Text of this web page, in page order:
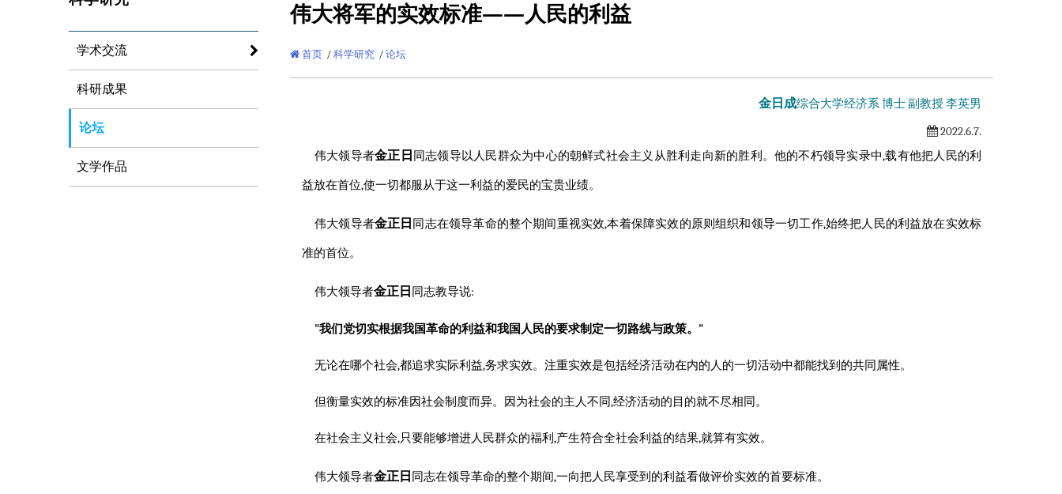
学术交流
科研成果
论坛
文学作品
伟大将军的实效标准——人民的利益
首页 / 科学研究 / 论坛
金日成综合大学经济系 博士 副教授 李英男
2022.6.7.
伟大领导者金正日 同志领导以人民群众为中心的朝鲜式社会主义从胜利走向新的胜利。他的不朽领导实录中,载有他把人民的利
益放在首位,使一切都服从于这一利益的爱民的宝贵业绩。
伟大领导者金正日 同志在领导革命的整个期间重视实效,本着保障实效的原则组织和领导一切工作,始终把人民的利益放在实效标
准的首位。
伟大领导者金正日 同志教导说:
"我们党切实根据我国革命的利益和我国人民的要求制定一切路线与政策。"
无论在哪个社会,都追求实际利益,务求实效。注重实效是包括经济活动在内的人的一切活动中都能找到的共同属性。
但衡量实效的标准因社会制度而异。因为社会的主人不同,经济活动的目的就不尽相同。
在社会主义社会,只要能够增进人民群众的福利,产生符合全社会利益的结果,就算有实效。
伟大领导者金正日 同志在领导革命的整个期间,一向把人民享受到的利益看做评价实效的首要标准。